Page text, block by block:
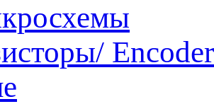
Encoder